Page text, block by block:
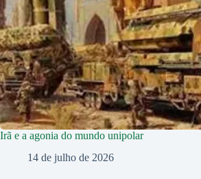
Irã e a agonia do mundo unipolar
14 de julho de 2026